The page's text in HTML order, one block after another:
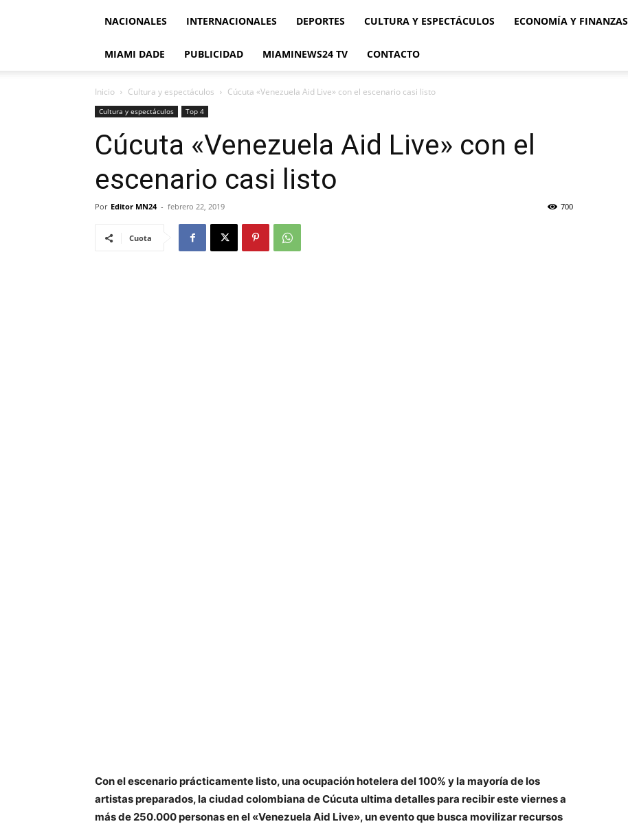
NACIONALES INTERNACIONALES DEPORTES CULTURA Y ESPECTÁCULOS ECONOMÍA Y FINANZAS
MIAMI DADE PUBLICIDAD MIAMINEWS24 TV CONTACTO
Inicio Cultura y espectáculos Cúcuta «Venezuela Aid Live» con el escenario casi listo
Cultura y espectáculos Top 4
Cúcuta «Venezuela Aid Live» con el
escenario casi listo
Por Editor MN24 - febrero 22, 2019 700
Cuota
Con el escenario prácticamente listo, una ocupación hotelera del 100% y la mayoría de los
artistas preparados, la ciudad colombiana de Cúcuta ultima detalles para recibir este viernes a
más de 250.000 personas en el «Venezuela Aid Live», un evento que busca movilizar recursos